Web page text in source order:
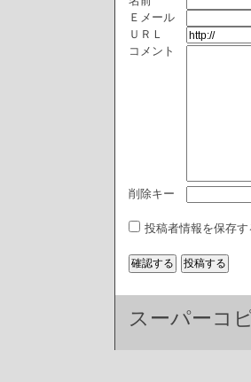
Ｅメール
ＵＲＬ
コメント
削除キー
投稿者情報を保存す
スーパーコ